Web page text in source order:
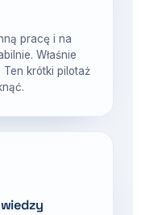
pracę i na
Właśnie
krótki pilotaż